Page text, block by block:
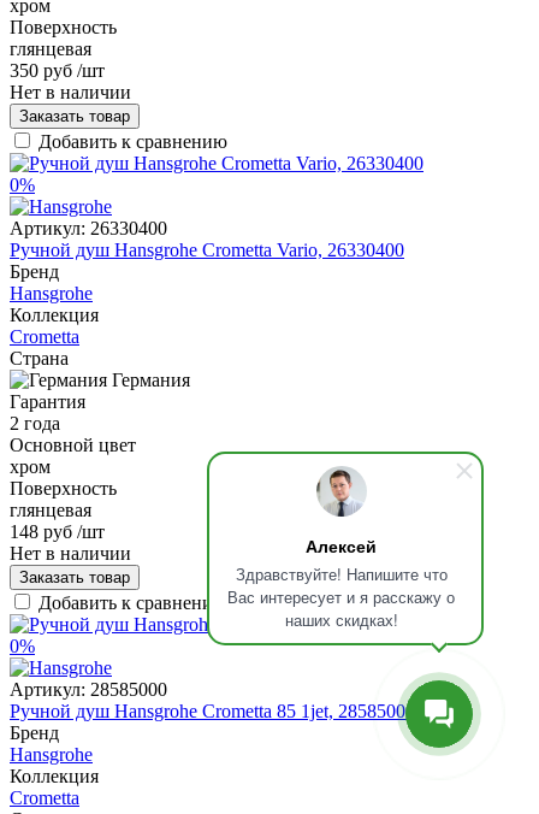
Алексей
Здравствуйте! Напишите что
Вас интересует и я расскажу о
наших скидках!
хром
Поверхность
глянцевая
350 руб /шт
Нет в наличии
Заказать товар
Добавить к сравнению
0%
Артикул: 26330400
Ручной душ Hansgrohe Crometta Vario, 26330400
Бренд
Hansgrohe
Коллекция
Crometta
Страна
Германия
Гарантия
2 года
Основной цвет
хром
Поверхность
глянцевая
148 руб /шт
Нет в наличии
Заказать товар
Добавить к сравнению
0%
Артикул: 28585000
Ручной душ Hansgrohe Crometta 85 1jet, 28585000
Бренд
Hansgrohe
Коллекция
Crometta